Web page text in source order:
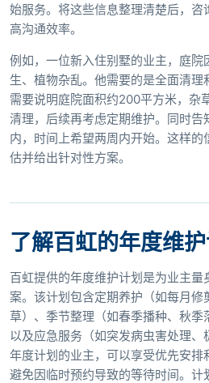
始服务。将这些信息整理清楚后，咨
高沟通效率。
例如，一位新入住别墅的业主，庭院
生、植物杂乱。他需要的是全面清
需要说明庭院面积约200平方米，杂
清理，后续再考虑定期维护。同时
内，时间上希望两周内开始。这样
估并给出针对性方案。
了解百虹的年度维
百虹提供的年度维护计划是为业主量
案。该计划包含定期养护（如每月修
草）、季节整理（如春季播种、秋季
以及应急服务（如突发病虫害处理
年度计划的业主，可以享受优先安
避免因临时预约导致的等待时间。计